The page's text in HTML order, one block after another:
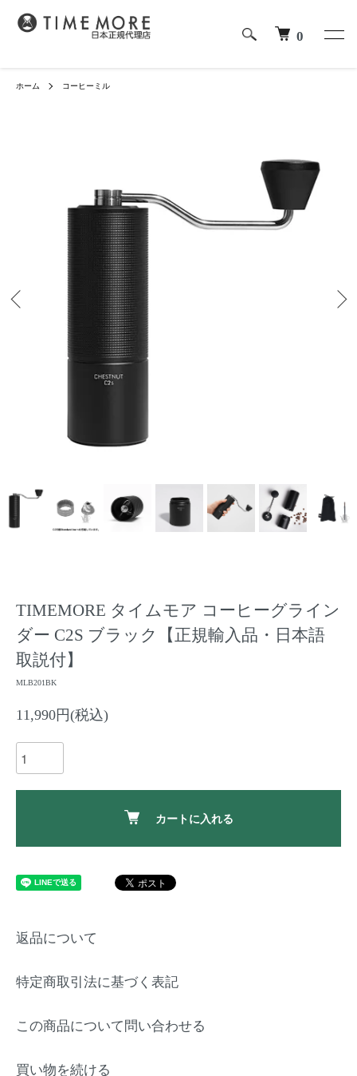
0
ホーム コーヒーミル
TIMEMORE タイムモア コーヒーグライン
ダー C2S ブラック【正規輸入品・日本語
取説付】
MLB201BK
11,990円(税込)
カートに入れる
返品について
特定商取引法に基づく表記
この商品について問い合わせる
買い物を続ける